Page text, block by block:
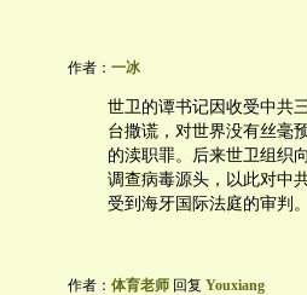
作者： 一冰
世卫的谭书记因收受中共
台撒谎，对世界没有丝毫
的渎职罪。后来世卫组织
调查病毒源头，以此对中
受到海牙国际法庭的审判。
作者： 体育老师 回复 Youxiang